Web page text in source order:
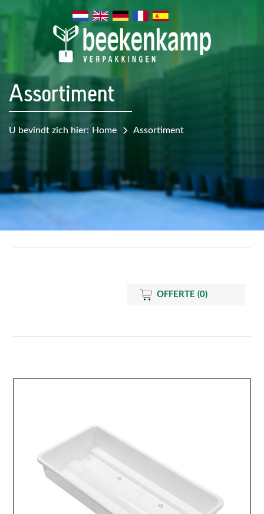
Assortiment
U bevindt zich hier: Home Assortiment
OFFERTE (0)